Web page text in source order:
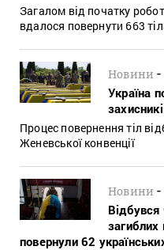
Загалом від початку
вдалося повернути 663
Новини -
Україна
Процес повернення тіл
Женевської конвенції
Новини -
Відбувся
загиблих
повернули 62